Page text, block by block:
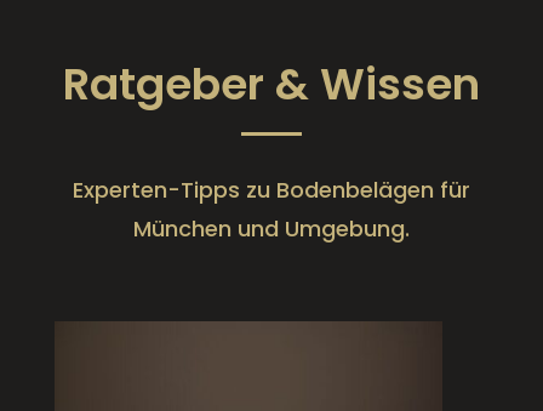
Ratgeber & Wissen
Experten-Tipps zu Bodenbelägen für
München und Umgebung.